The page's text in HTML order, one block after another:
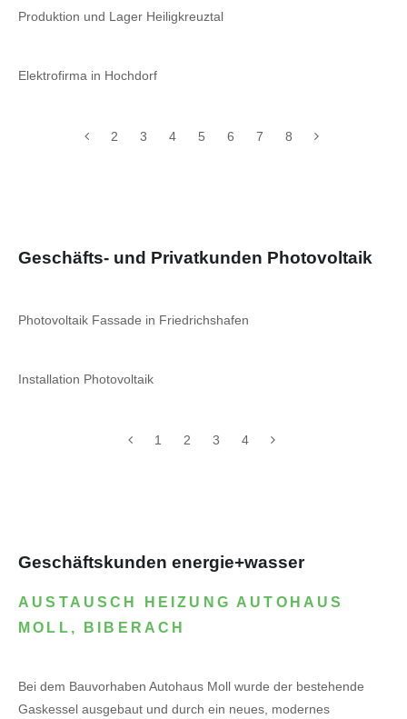
Produktion und Lager Heiligkreuztal
Elektrofirma in Hochdorf
2 3 4 5 6 7 8
Geschäfts- und Privatkunden Photovoltaik
Photovoltaik Fassade in Friedrichshafen
Installation Photovoltaik
1 2 3 4
Geschäftskunden energie+wasser
AUSTAUSCH HEIZUNG AUTOHAUS
MOLL, BIBERACH
Bei dem Bauvorhaben Autohaus Moll wurde der bestehende
Gaskessel ausgebaut und durch ein neues, modernes